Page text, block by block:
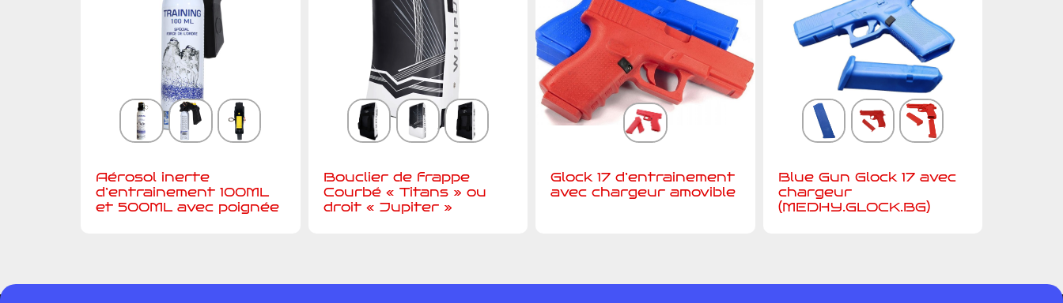
Aérosol inerte
d’entrainement 100ML
et 500ML avec poignée
Bouclier de frappe
Courbé « Titans » ou
droit « Jupiter »
Glock 17 d’entrainement
avec chargeur amovible
Blue Gun Glock 17 avec
chargeur
(MEDHY.GLOCK.BG)